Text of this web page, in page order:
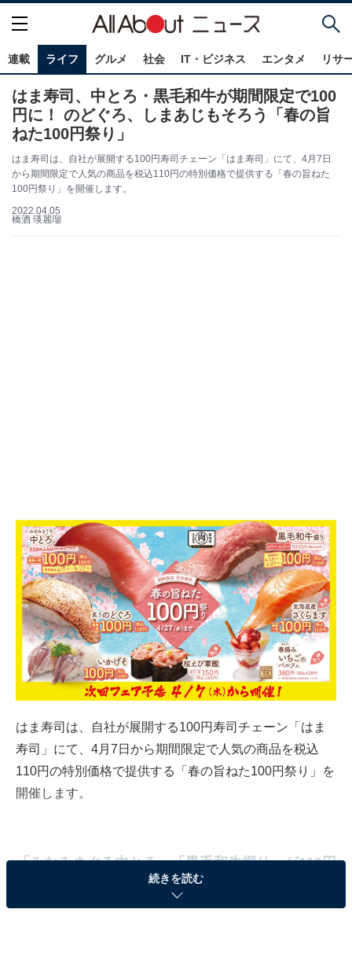
連載 ライフ グルメ 社会 IT・ビジネス エンタメ リサ
はま寿司、中とろ・黒毛和牛が期間限定で100
円に！ のどぐろ、しまあじもそろう「春の旨
ねた100円祭り」
はま寿司は、自社が展開する100円寿司チェーン「はま寿司」にて、4月7日
から期間限定で人気の商品を税込110円の特別価格で提供する「春の旨ねた
100円祭り」を開催します。
2022.04.05
橋酒 瑛麗瑠
はま寿司は、自社が展開する100円寿司チェーン「はま
寿司」にて、4月7日から期間限定で人気の商品を税込
110円の特別価格で提供する「春の旨ねた100円祭り」を
開催します。
「みなみまぐろ中とろ」「黒毛和牛握り」が110円
続きを読む